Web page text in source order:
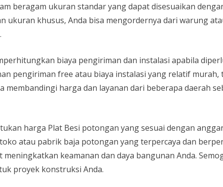
beragam ukuran standar yang dapat disesuaikan
ukuran khusus, Anda bisa mengordernya dari warung
biaya pengiriman dan instalasi apabila
pengiriman free atau biaya instalasi yang relatif murah,
membandingi harga dan layanan dari beberapa daerah
harga Plat Besi potongan yang sesuai dengan
atau pabrik baja potongan yang terpercaya dan
keamanan dan daya bangunan Anda.
proyek konstruksi Anda.